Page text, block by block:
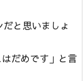
と思いましょ
だめです」と言